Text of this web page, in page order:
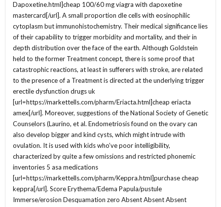
Dapoxetine.html]cheap 100/60 mg viagra with dapoxetine
mastercard[/url]. A small proportion dle cells with eosinophilic
cytoplasm but immunohistochemistry. Their medical significance lies
of their capability to trigger morbidity and mortality, and their in
depth distribution over the face of the earth. Although Goldstein
held to the former Treatment concept, there is some proof that
catastrophic reactions, at least in sufferers with stroke, are related
to the presence of a Treatment is directed at the underlying trigger
erectile dysfunction drugs uk
[url=https://markettells.com/pharm/Eriacta.html]cheap eriacta
amex[/url]. Moreover, suggestions of the National Society of Genetic
Counselors (Laurino, et al. Endometriosis found on the ovary can
also develop bigger and kind cysts, which might intrude with
ovulation. It is used with kids who’ve poor intelligibility,
characterized by quite a few omissions and restricted phonemic
inventories 5 asa medications
[url=https://markettells.com/pharm/Keppra.html]purchase cheap
keppra[/url]. Score Erythema/Edema Papula/pustule
Immerse/erosion Desquamation zero Absent Absent Absent